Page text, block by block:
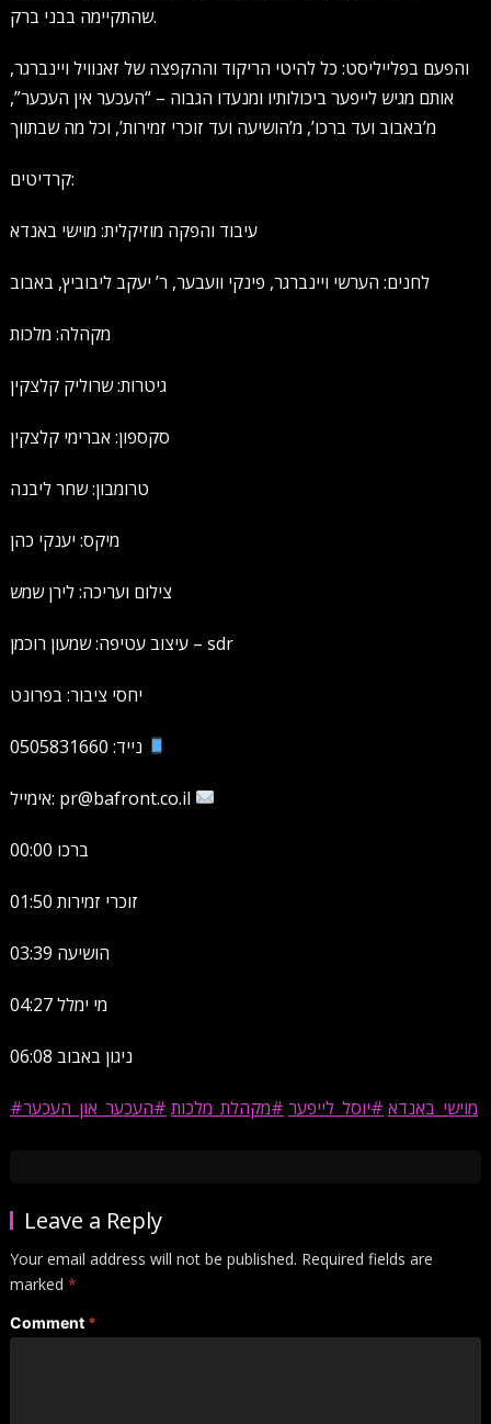
שהתקיימה בבני ברק.
והפעם בפלייליסט: כל להיטי הריקוד וההקפצה של זאנוויל ויינברגר,
אותם מגיש לייפער ביכולותיו ומנעדו הגבוה – “העכער אין העכער”,
מ’באבוב ועד ברכו’, מ’הושיעה ועד זוכרי זמירות’, וכל מה שבתווך
קרדיטים:
עיבוד והפקה מוזיקלית: מוישי באנדא
לחנים: הערשי ויינברגר, פינקי וועבער, ר’ יעקב ליבוביץ, באבוב
מקהלה: מלכות
גיטרות: שרוליק קלצקין
סקספון: אברימי קלצקין
טרומבון: שחר ליבנה
מיקס: יענקי כהן
צילום ועריכה: לירן שמש
עיצוב עטיפה: שמעון רוכמן – sdr
יחסי ציבור: בפרונט
אימייל: pr@bafront.co.il
00:00 ברכו
01:50 זוכרי זמירות
03:39 הושיעה
04:27 מי ימלל
06:08 ניגון באבוב
#מוישי_באנדא #יוסל_לייפער #מקהלת_מלכות #העכער_און_העכער
Leave a Reply
Your email address will not be published. Required fields are
marked *
Comment *